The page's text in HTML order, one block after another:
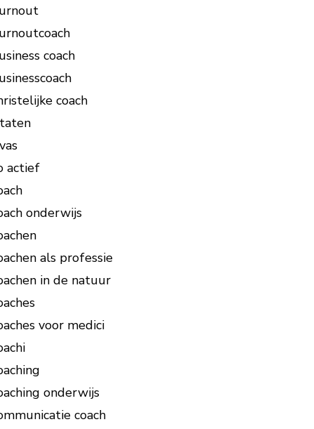
coach
coach
actief
onderwijs
als professie
in de natuur
voor medici
onderwijs
coach